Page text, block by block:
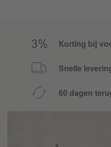
Korting bij
Snelle
60 dagen